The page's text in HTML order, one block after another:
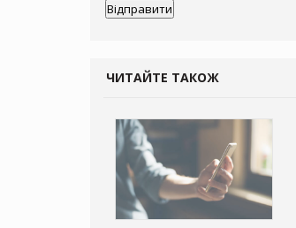
ЧИТАЙТЕ ТАКОЖ